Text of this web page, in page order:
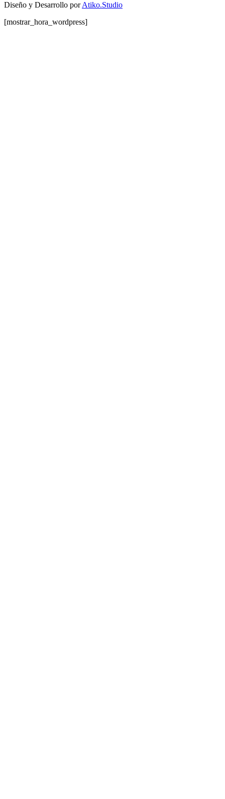
Diseño y Desarrollo porAtiko.Studio
[mostrar_hora_wordpress]